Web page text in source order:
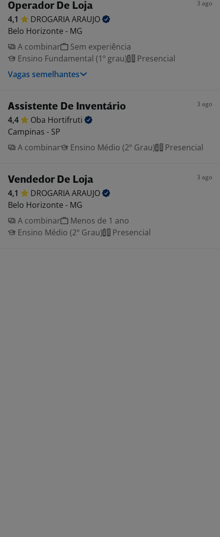
Operador De Loja 3 ago
4,1 DROGARIAARAUJO
Belo Horizonte - MG
A combinar
Sem experiência
Ensino Fundamental (1º grau)
Presencial
Vagas semelhantes
Assistente De Inventário 3 ago
4,4 Oba Hortifruti
Campinas - SP
A combinar
Ensino Médio (2º Grau) Presencial
Vendedor De Loja 3 ago
4,1 DROGARIAARAUJO
Belo Horizonte - MG
A combinar
Menos de 1 ano
Ensino Médio (2º Grau)
Presencial